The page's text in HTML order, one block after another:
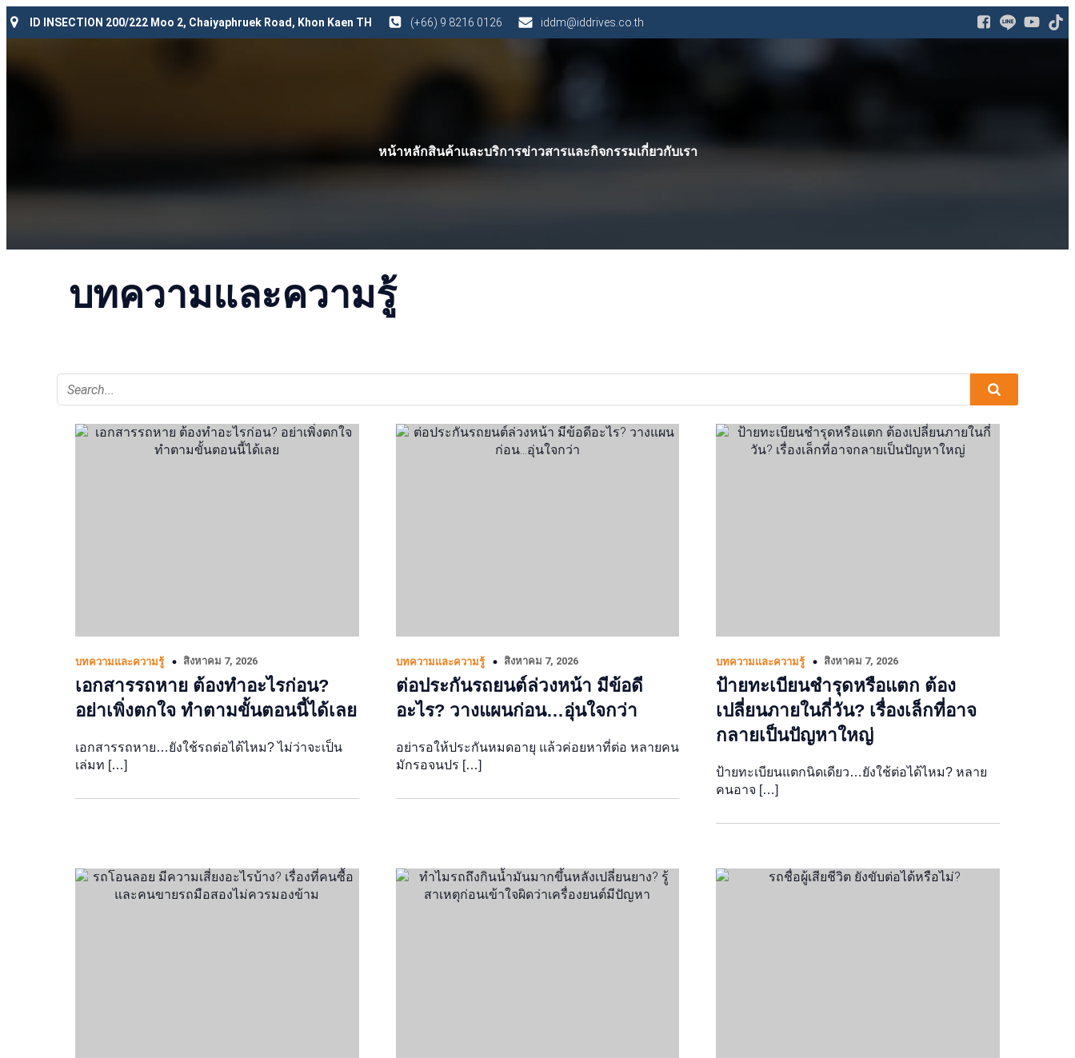
ID INSECTION 200/222 Moo 2, Chaiyaphruek Road, Khon Kaen TH (+66) 9 8216 0126 iddm@iddrives.co.th
หน้าหลักสินค้าและบริการข่าวสารและกิจกรรมเกี่ยวกับเรา
บทความและความรู้
บทความและความรู้ สิงหาคม 7, 2026
เอกสารรถหาย ต้องทำอะไรก่อน?
อย่าเพิ่งตกใจ ทำตามขั้นตอนนี้ได้เลย
เอกสารรถหาย…ยังใช้รถต่อได้ไหม? ไม่ว่าจะเป็น
เล่มท […]
บทความและความรู้ สิงหาคม 7, 2026
ต่อประกันรถยนต์ล่วงหน้า มีข้อดี
อะไร? วางแผนก่อน…อุ่นใจกว่า
อย่ารอให้ประกันหมดอายุ แล้วค่อยหาที่ต่อ หลายคน
มักรอจนปร […]
บทความและความรู้ สิงหาคม 7, 2026
ป้ายทะเบียนชำรุดหรือแตก ต้อง
เปลี่ยนภายในกี่วัน? เรื่องเล็กที่อาจ
กลายเป็นปัญหาใหญ่
ป้ายทะเบียนแตกนิดเดียว…ยังใช้ต่อได้ไหม? หลาย
คนอาจ […]